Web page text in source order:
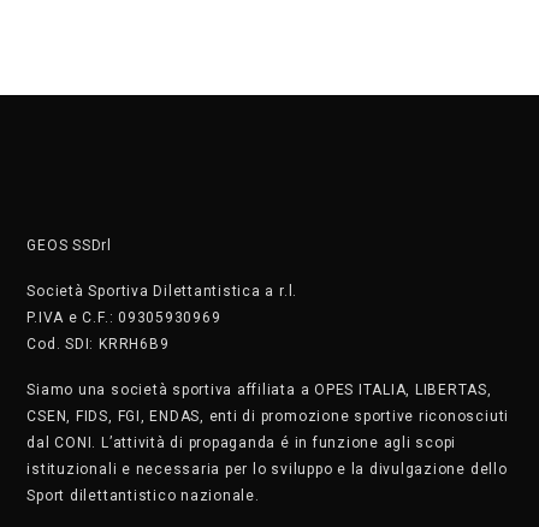
GEOS SSDrl
Società Sportiva Dilettantistica a r.l.
P.IVA e C.F.: 09305930969
Cod. SDI: KRRH6B9
Siamo una società sportiva affiliata a OPES ITALIA, LIBERTAS,
CSEN, FIDS, FGI, ENDAS, enti di promozione sportive riconosciuti
dal CONI. L’attività di propaganda é in funzione agli scopi
istituzionali e necessaria per lo sviluppo e la divulgazione dello
Sport dilettantistico nazionale.